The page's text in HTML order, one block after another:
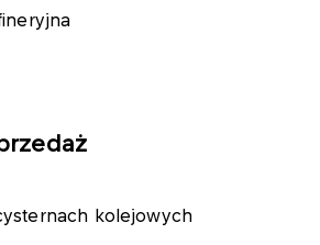
kolejowych